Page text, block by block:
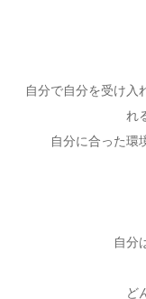
自分で自分を受け入
れ
自分に合った環
自分
ど